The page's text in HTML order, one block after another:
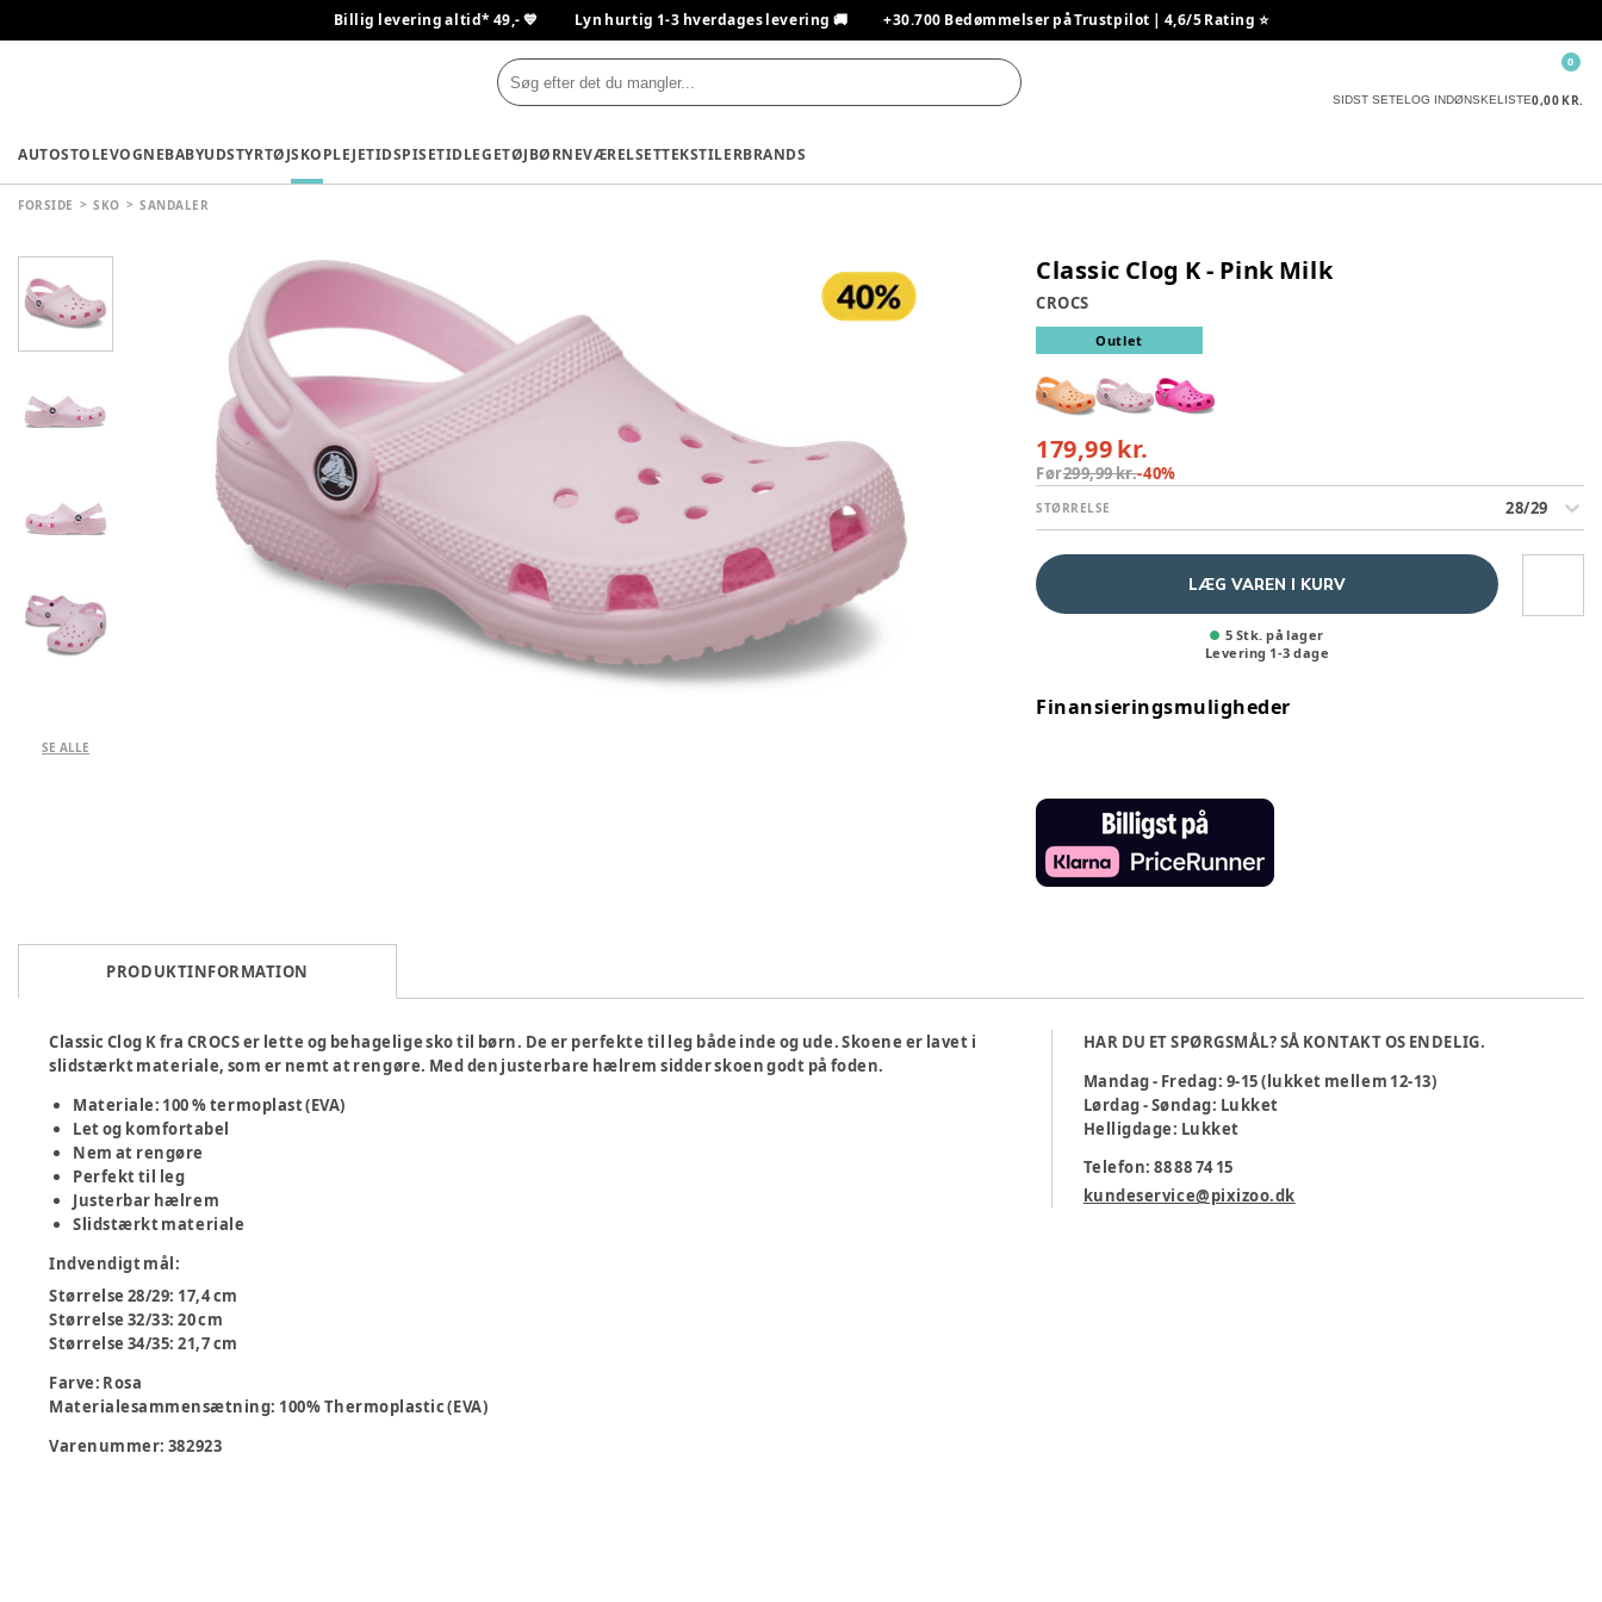
Billig levering altid* 49,- 💙 Lyn hurtig 1-3 hverdages levering 🚚 +30.700 Bedømmelser på Trustpilot | 4,6/5 Rating ⭐️
SIDST SETELOG INDØNSKELISTE0,00 KR.
0
AUTOSTOLEVOGNEBABYUDSTYRTØJSKOPLEJETIDSPISETIDLEGETØJBØRNEVÆRELSETTEKSTILERBRANDS
FORSIDE SKO SANDALER
SE ALLE
Classic Clog K - Pink Milk
CROCS
Outlet
179,99 kr.
Før299,99 kr.-40%
STØRRELSE 28/29
LÆG VAREN I KURV
5 Stk. på lager
Levering 1-3 dage
Finansieringsmuligheder
PRODUKTINFORMATION
Classic Clog K fra CROCS er lette og behagelige sko til børn. De er perfekte til leg både inde og ude. Skoene er lavet i
slidstærkt materiale, som er nemt at rengøre. Med den justerbare hælrem sidder skoen godt på foden.
Materiale: 100 % termoplast (EVA)
Let og komfortabel
Nem at rengøre
Perfekt til leg
Justerbar hælrem
Slidstærkt materiale
Indvendigt mål:
Størrelse 28/29: 17,4 cm
Størrelse 32/33: 20 cm
Størrelse 34/35: 21,7 cm
Farve: Rosa
Materialesammensætning: 100% Thermoplastic (EVA)
Varenummer: 382923
HAR DU ET SPØRGSMÅL? SÅ KONTAKT OS ENDELIG.
Mandag - Fredag: 9-15 (lukket mellem 12-13)
Lørdag - Søndag: Lukket
Helligdage: Lukket
Telefon: 88 88 74 15
kundeservice@pixizoo.dk